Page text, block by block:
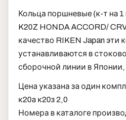
Кольца поршневые (к-т на
K20Z HONDA ACCORD/
качество RIKEN Japan эти
устанавливаются в
сборочной линии в
Цена указана за один
к20а к20з 2,0
Номера в каталоге